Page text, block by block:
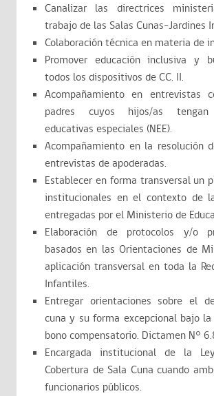
Canalizar las directrices
trabajo de las Salas Cunas-Jardines
Colaboración técnica en materia de
Promover educación inclusiva y
todos los dispositivos de CC. II.
Acompañamiento en entrevistas
padres cuyos hijos/as tengan
educativas especiales (NEE).
Acompañamiento en la resolución
entrevistas de apoderadas.
Establecer en forma transversal un
institucionales en el contexto de
entregadas por el Ministerio de
Elaboración de protocolos y/o
basados en las Orientaciones de
aplicación transversal en toda la
Infantiles.
Entregar orientaciones sobre el
cuna y su forma excepcional bajo
bono compensatorio. Dictamen N°
Encargada institucional de la
Cobertura de Sala Cuna cuando
funcionarios públicos.